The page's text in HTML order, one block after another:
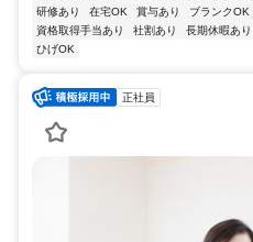
研修あり
在宅OK 賞与あり ブランクOK
資格取得手当あり
社割あり 長期休暇あり
ひげOK
正社員